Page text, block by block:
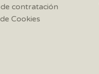
contratación
Cookies